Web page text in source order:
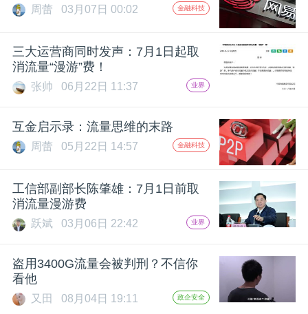
中
GAIR
专
周蕾 03月07日 00:02 金融科技
三大运营商同时发声：7月1日起取
消流量“漫游”费！
张帅 06月22日 11:37 业界
互金启示录：流量思维的末路
周蕾 05月22日 14:57 金融科技
工信部副部长陈肇雄：7月1日前取
消流量漫游费
跃斌 03月06日 22:42 业界
盗用3400G流量会被判刑？不信你
看他
又田 08月04日 19:11 政企安全